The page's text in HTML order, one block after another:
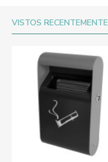
VISTOS RECENTEMENTE